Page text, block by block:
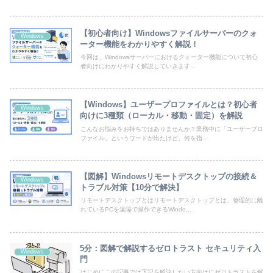
Windows
【初心者向け】Windowsファイルサーバーのクォ
ーター機能をわかりやすく解説！
今回は、Windowsサーバーにおけるクォーター機能について初心
者向けにわかりやすく解説していきます...
Windows
【Windows】ユーザープロファイルとは？初心者
向けに3種類（ローカル・移動・固定）を解説
こんなお悩みをお持ちではありませんか？業務中に「ユーザープロ
ファイル」というワードが出たけど、何を指...
Windows
【図解】Windowsリモートデスクトップの接続＆
トラブル対策【10分で解決】
リモートデスクトップとはリモートデスクトップとは、物理的に離
れているPCを遠隔で操作できるWindo...
Windows
5分：図解で解説するゼロトラスト セキュリティ入
門